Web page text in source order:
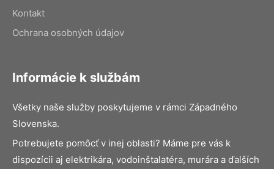
Kontakt
Ochrana osobných údajov
Informácie k službám
Všetky naše služby poskytujeme v rámci Západného
Slovenska.
Potrebujete pomôcť v inej oblasti? Máme pre vás k
dispozícii aj elektrikára, vodoinštalatéra, murára a ďalších